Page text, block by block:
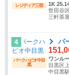
レジディア三宿
1K
世田谷
三軒茶
4
パークハビオ中目
黒
パ
ワンル
目黒区
中目黒